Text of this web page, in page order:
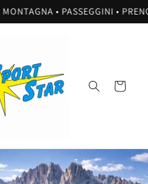
• PASSEGGINI •
Carrello